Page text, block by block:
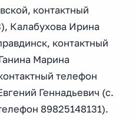
контактный
Калабухова Ирина
контактный
Марина
телефон
Геннадьевич (с.
89825148131).